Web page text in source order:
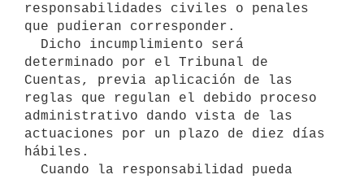
responsabilidades civiles o penales
que pudieran corresponder.
determinado por el Tribunal de
Cuentas, previa aplicación de las
reglas que regulan el debido proceso
administrativo dando vista de las
actuaciones por un plazo de diez días
hábiles.